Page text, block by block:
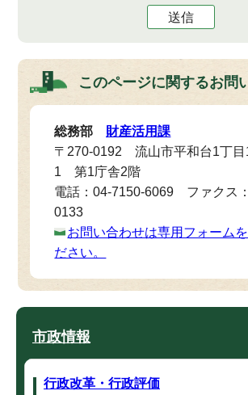
送信
このページに関するお問
総務部 財産活用課
〒270-0192 流山市平和台1丁目
1 第1庁舎2階
電話：04-7150-6069 ファクス
0133
お問い合わせは専用フォームを
ださい。
市政情報
行政改革・行政評価